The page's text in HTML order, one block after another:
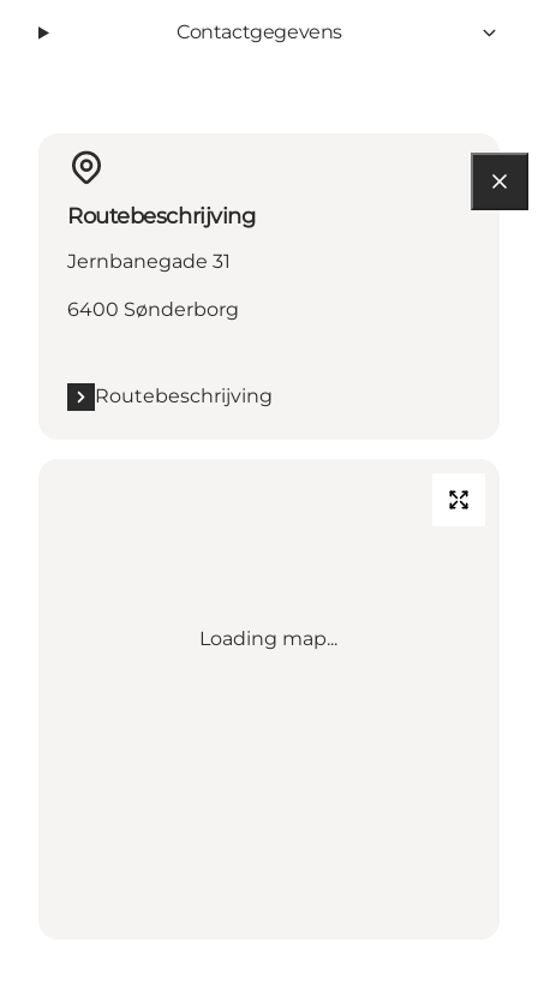
Contactgegevens
Routebeschrijving
Jernbanegade 31
6400 Sønderborg
Routebeschrijving
Loading map...